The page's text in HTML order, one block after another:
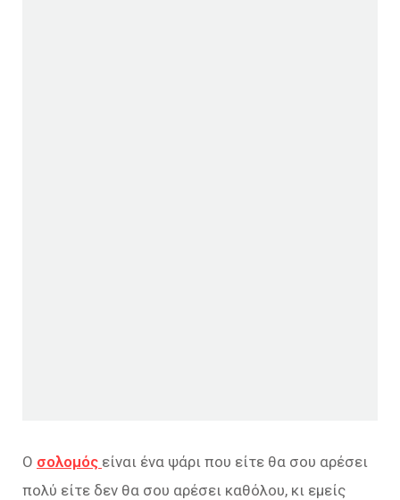
Ο σολομός είναι ένα ψάρι που είτε θα σου αρέσει
πολύ είτε δεν θα σου αρέσει καθόλου, κι εμείς